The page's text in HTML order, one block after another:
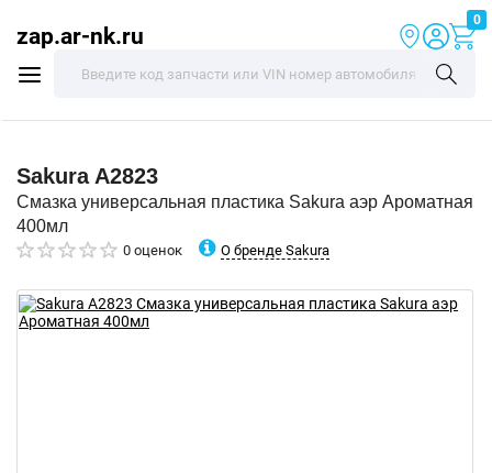
zap.ar-nk.ru
0
Sakura A2823
Смазка универсальная пластика Sakura аэр Ароматная
400мл
0 оценок О бренде Sakura